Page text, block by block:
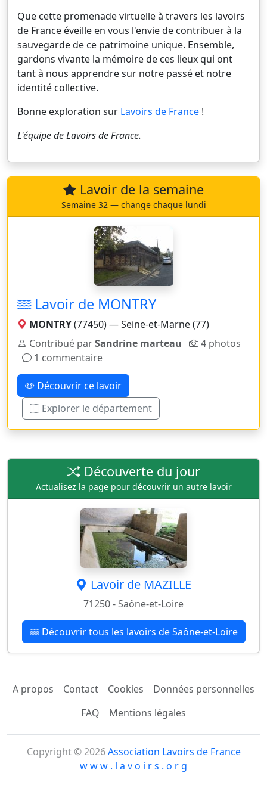
Que cette promenade virtuelle à travers les lavoirs
de France éveille en vous l'envie de contribuer à la
sauvegarde de ce patrimoine unique. Ensemble,
gardons vivante la mémoire de ces lieux qui ont
tant à nous apprendre sur notre passé et notre
identité collective.
Bonne exploration sur Lavoirs de France !
L'équipe deLavoirs de France.
Lavoir de la semaine
Semaine 32 — change chaque lundi
Lavoir de MONTRY
MONTRY(77450) — Seine-et-Marne (77)
Contribué parSandrine marteau
4 photos
1 commentaire
Découvrir ce lavoir
Explorer le département
Découverte du jour
Actualisez la page pour découvrir un autre lavoir
Lavoir de MAZILLE
71250 - Saône-et-Loire
Découvrir tous les lavoirs de Saône-et-Loire
A propos Contact Cookies
Données personnelles
FAQ
Mentions légales
Copyright © 2026Association Lavoirs de France
w w w . l a v o i r s . o r g